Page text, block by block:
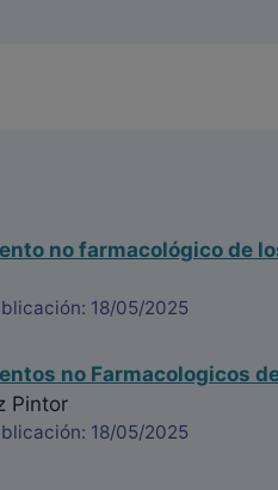
no farmacológico de
18/05/2025
no Farmacologicos
Pintor
18/05/2025